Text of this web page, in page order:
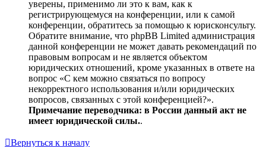
уверены, применимо ли это к вам, как к
регистрирующемуся на конференции, или к самой
конференции, обратитесь за помощью к юрисконсульту.
Обратите внимание, что phpBB Limited администрация
данной конференции не может давать рекомендаций по
правовым вопросам и не является объектом
юридических отношений, кроме указанных в ответе на
вопрос «С кем можно связаться по вопросу
некорректного использования и/или юридических
вопросов, связанных с этой конференцией?».
Примечание переводчика: в России данный акт не
имеет юридической силы..
Вернуться к началу